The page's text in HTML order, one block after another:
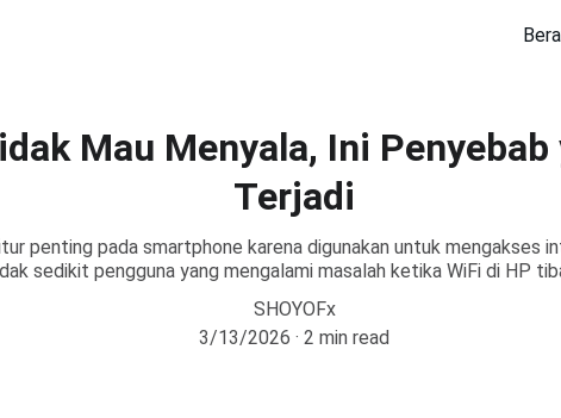
Mau Menyala, Ini
Terjadi
penting pada smartphone karena digunakan untuk mengakses
sedikit pengguna yang mengalami masalah ketika WiFi di HP
SHOYOFx
3/13/2026
2 min read